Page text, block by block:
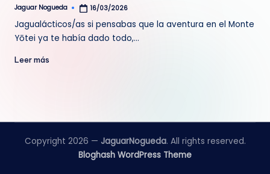
Publicado
Jaguar Nogueda 16/03/2026
Jagualácticos/as si pensabas que la aventura en el Monte
Yōtei ya te había dado todo,…
Leer más
Copyright 2026 — JaguarNogueda. All rights reserved.
Bloghash WordPress Theme